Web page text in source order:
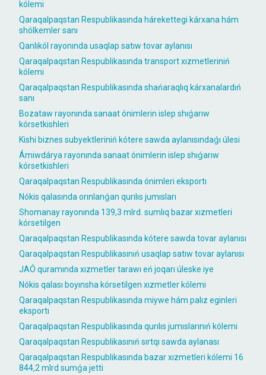
kólemi
Qaraqalpaqstan Respublikasında hárekettegi kárxana hám
shólkemler sanı
Qanlıkól rayonında usaqlap satıw tovar aylanısı
Qaraqalpaqstan Respublikasında transport xızmetleriniń
kólemi
Qaraqalpaqstan Respublikasında shańaraqlıq kárxanalardıń
sanı
Bozataw rayonında sanaat ónimlerin islep shıǵarıw
kórsetkishleri
Kishi biznes subyektleriniń kótere sawda aylanısındaǵı úlesi
Ámiwdárya rayonında sanaat ónimlerin islep shıǵarıw
kórsetkishleri
Qaraqalpaqstan Respublikasında ónimleri eksportı
Nókis qalasında orınlanǵan qurılıs jumısları
Shomanay rayonında 139,3 mlrd. sumlıq bazar xızmetleri
kórsetilgen
Qaraqalpaqstan Respublikasında kótere sawda tovar aylanısı
Qaraqalpaqstan Respublikasınıń usaqlap satıw tovar aylanısı
JAÓ quramında xızmetler tarawı eń joqarı úleske iye
Nókis qalası boyınsha kórsetilgen xızmetler kólemi
Qaraqalpaqstan Respublikasında miywe hám palız eginleri
eksportı
Qaraqalpaqstan Respublikasında qurılıs jumıslarınıń kólemi
Qaraqalpaqstan Respublikasınıń sırtqı sawda aylanası
Qaraqalpaqstan Respublikasında bazar xızmetleri kólemi 16
844,2 mlrd sumǵa jetti